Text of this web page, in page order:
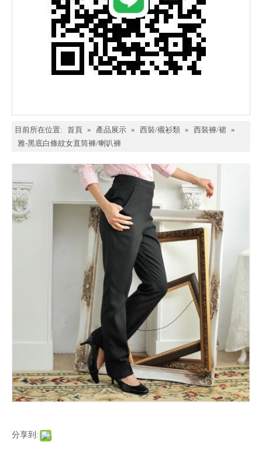
目前所在位置: 首頁 » 產品展示 » 西裝/襯衫類 » 西裝褲/裙 »
雅-黑底白條紋女直筒褲/喇叭褲
分享到: